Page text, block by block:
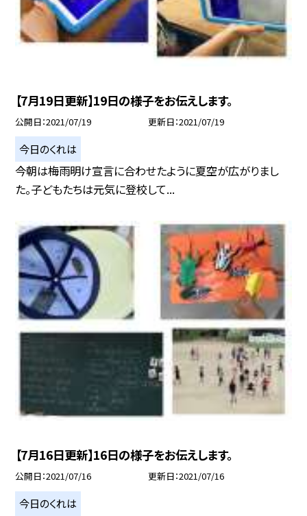
【7月19日更新】19日の様子をお伝えします。
公開日 2021/07/19 更新日 2021/07/19
今日のくれは
今朝は梅雨明け宣言に合わせたように夏空が広がりまし
た。子どもたちは元気に登校して...
【7月16日更新】16日の様子をお伝えします。
公開日 2021/07/16 更新日 2021/07/16
今日のくれは